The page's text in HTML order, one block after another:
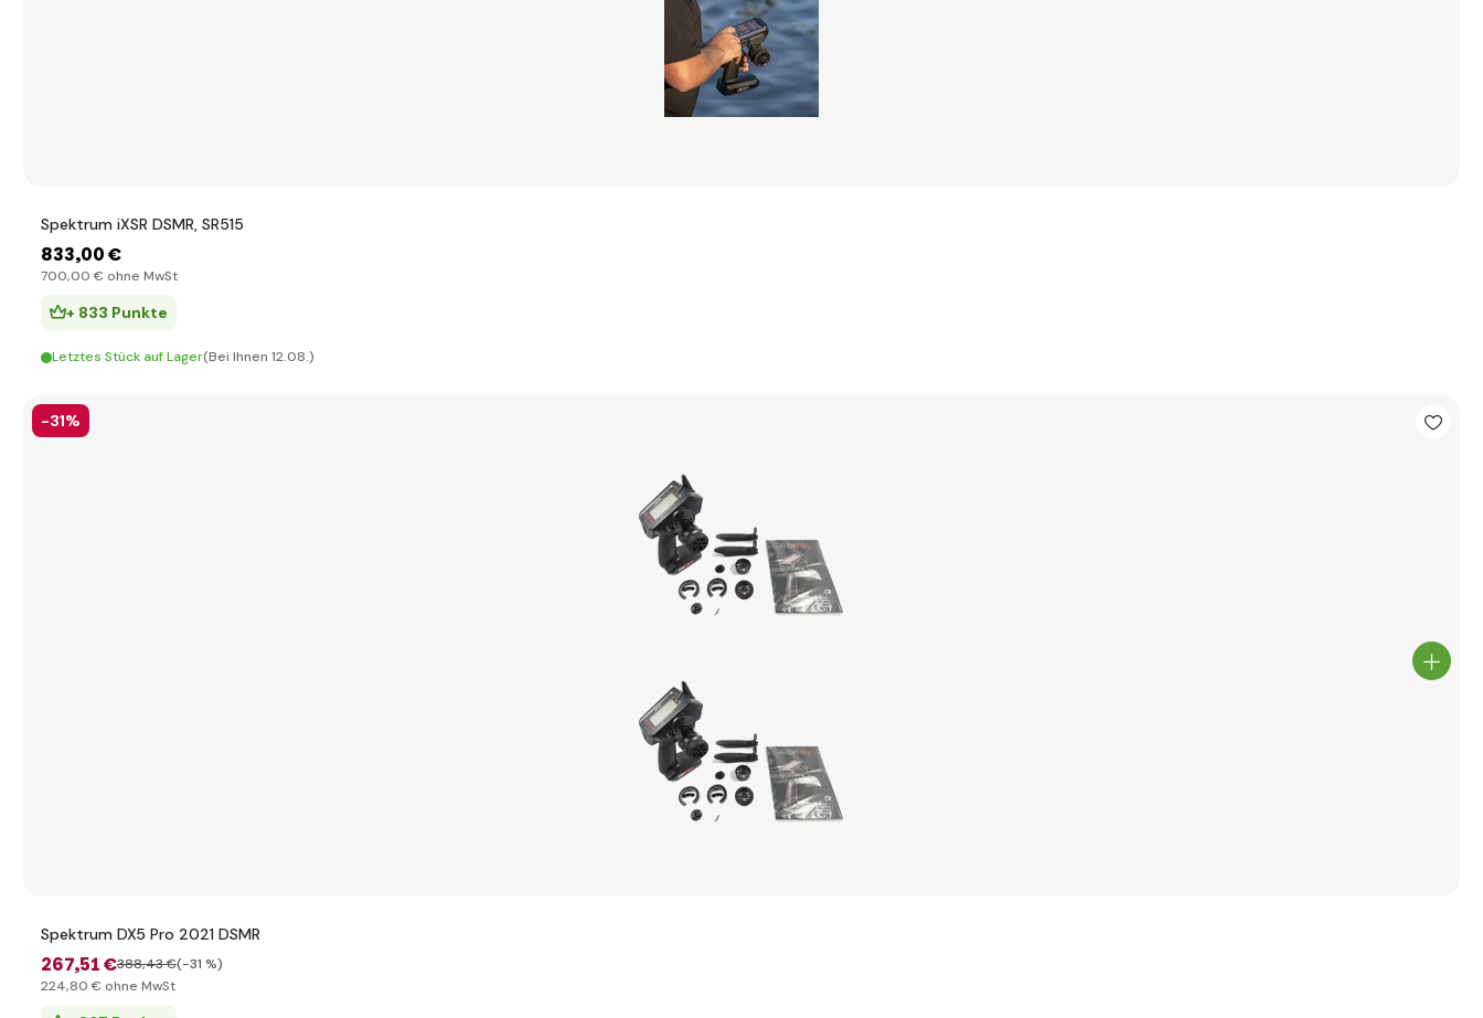
Spektrum iXSR DSMR, SR515
833,00 €
700,00 € ohne MwSt
+ 833 Punkte
Letztes Stück auf Lager(Bei Ihnen 12.08.)
-31%
Spektrum DX5 Pro 2021 DSMR
267,51 €388,43 €(-31 %)
224,80 € ohne MwSt